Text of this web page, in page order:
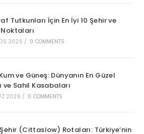
Tutkunları İçin En İyi 10 Şehir ve
2026 / 0 COMMENTS
ve Güneş: Dünyanın En Güzel
ve Sahil Kasabaları
2026 / 0 COMMENTS
(Cittaslow) Rotaları: Türkiye’nin